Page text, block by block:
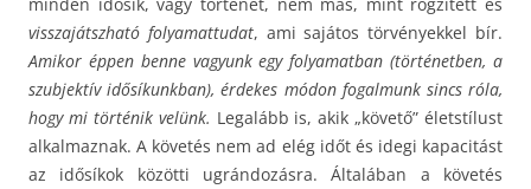
visszajátszható folyamattudat, ami sajátos törvényekkel bír.
Amikor éppen benne vagyunk egy folyamatban (történetben, a
szubjektív idősíkunkban), érdekes módon fogalmunk sincs róla,
hogy mi történik velünk. Legalább is, akik „követő” életstílust
alkalmaznak. A követés nem ad elég időt és idegi kapacitást
az idősíkok közötti ugrándozásra. Általában a követés